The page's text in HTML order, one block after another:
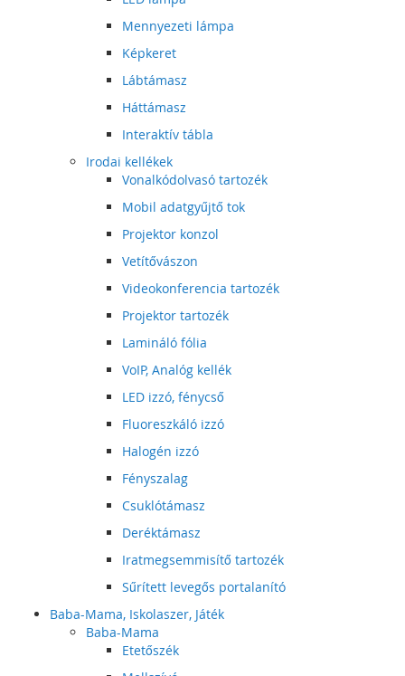
Mennyezeti lámpa
Képkeret
Lábtámasz
Háttámasz
Interaktív tábla
Irodai kellékek
Vonalkódolvasó tartozék
Mobil adatgyűjtő tok
Projektor konzol
Vetítővászon
Videokonferencia tartozék
Projektor tartozék
Lamináló fólia
VoIP, Analóg kellék
LED izzó, fénycső
Fluoreszkáló izzó
Halogén izzó
Fényszalag
Csuklótámasz
Deréktámasz
Iratmegsemmisítő tartozék
Sűrített levegős portalanító
Baba-Mama, Iskolaszer, Játék
Baba-Mama
Etetőszék